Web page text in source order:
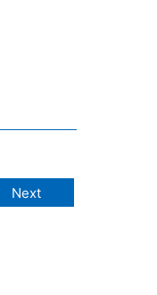
Next